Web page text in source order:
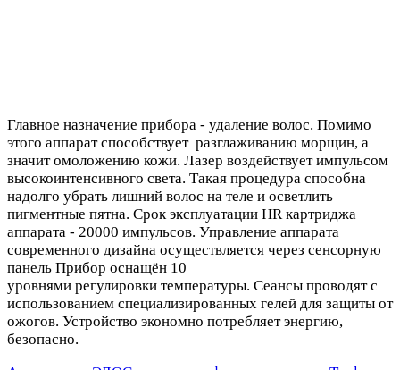
Главное назначение прибора - удаление волос. Помимо
этого аппарат способствует разглаживанию морщин, а
значит омоложению кожи. Лазер воздействует импульсом
высокоинтенсивного света. Такая процедура способна
надолго убрать лишний волос на теле и осветлить
пигментные пятна. Срок эксплуатации HR картриджа
аппарата - 20000 импульсов. Управление аппарата
современного дизайна осуществляется через сенсорную
панель Прибор оснащён 10
уровнями регулировки температуры. Сеансы проводят с
использованием специализированных гелей для защиты от
ожогов. Устройство экономно потребляет энергию,
безопасно.